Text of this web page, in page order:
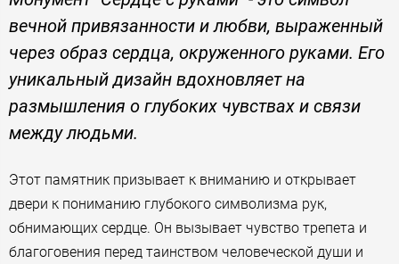
вечной привязанности и любви, выраженный
через образ сердца, окруженного руками. Его
уникальный дизайн вдохновляет на
размышления о глубоких чувствах и связи
между людьми.
Этот памятник призывает к вниманию и открывает
двери к пониманию глубокого символизма рук,
обнимающих сердце. Он вызывает чувство трепета и
благоговения перед таинством человеческой души и